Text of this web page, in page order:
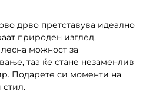
дрво претставува идеално
природен изглед,
можност за
таа ќе стане незаменлив
Подарете си моменти на
стил.